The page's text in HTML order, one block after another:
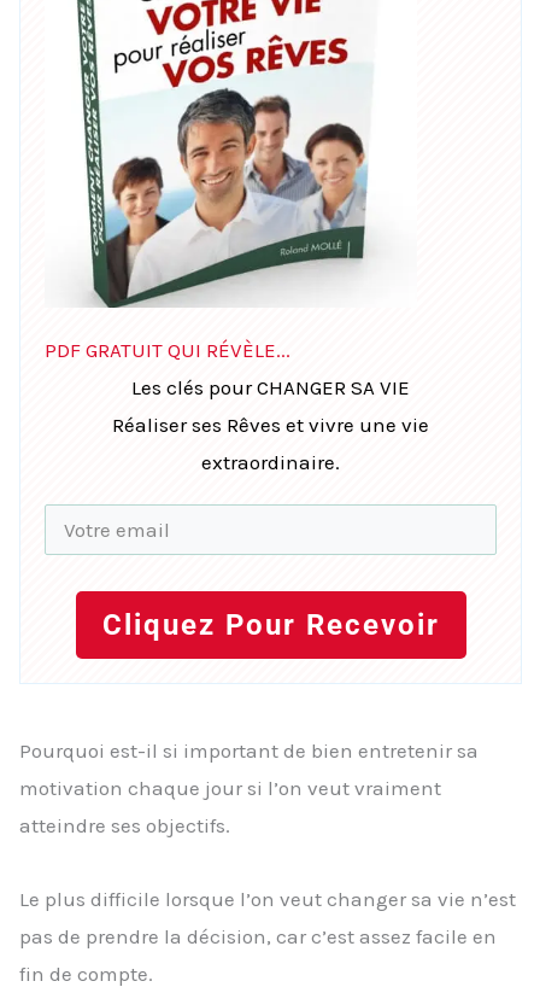
PDF GRATUIT QUI RÉVÈLE...
Les clés pour CHANGER SA VIE
Réaliser ses Rêves et vivre une vie
extraordinaire.
Cliquez Pour Recevoir
Pourquoi est-il si important de bien entretenir sa
motivation chaque jour si l’on veut vraiment
atteindre ses objectifs.
Le plus difficile lorsque l’on veut changer sa vie n’est
pas de prendre la décision, car c’est assez facile en
fin de compte.